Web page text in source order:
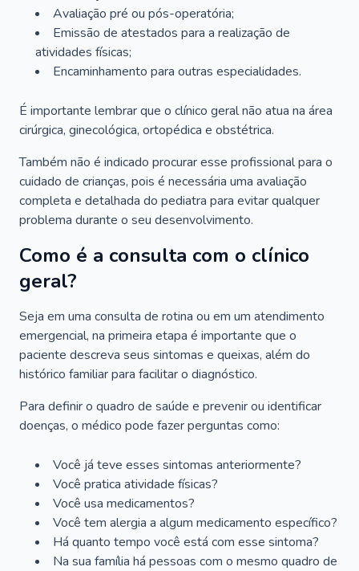
Avaliação pré ou pós-operatória;
Emissão de atestados para a realização de
atividades físicas;
Encaminhamento para outras especialidades.
É importante lembrar que o clínico geral não atua na área
cirúrgica, ginecológica, ortopédica e obstétrica.
Também não é indicado procurar esse profissional para o
cuidado de crianças, pois é necessária uma avaliação
completa e detalhada do pediatra para evitar qualquer
problema durante o seu desenvolvimento.
Como é a consulta com o clínico
geral?
Seja em uma consulta de rotina ou em um atendimento
emergencial, na primeira etapa é importante que o
paciente descreva seus sintomas e queixas, além do
histórico familiar para facilitar o diagnóstico.
Para definir o quadro de saúde e prevenir ou identificar
doenças, o médico pode fazer perguntas como:
Você já teve esses sintomas anteriormente?
Você pratica atividade físicas?
Você usa medicamentos?
Você tem alergia a algum medicamento específico?
Há quanto tempo você está com esse sintoma?
Na sua família há pessoas com o mesmo quadro de